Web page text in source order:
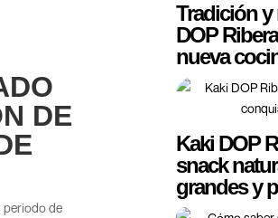
DE
periodo de
Tradición y
DOP
nueva
Kaki DOP
snack
grandes y